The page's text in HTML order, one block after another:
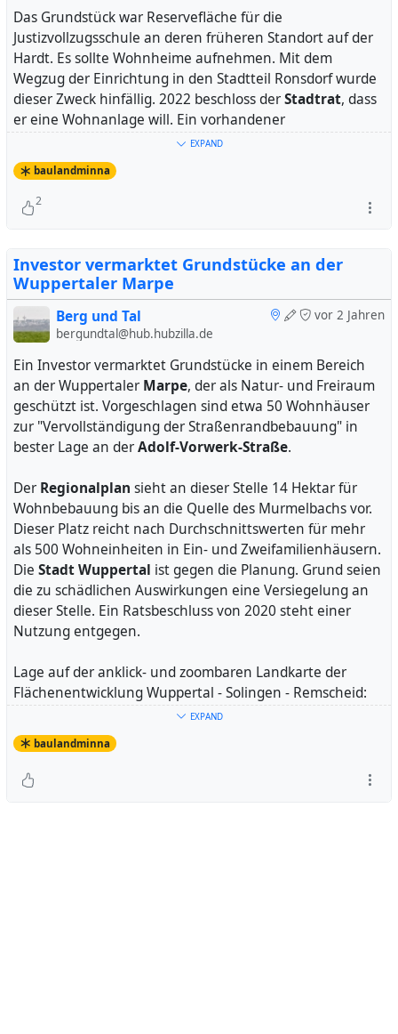
Das Grundstück war Reservefläche für die
Justizvollzugsschule an deren früheren Standort auf der
Hardt. Es sollte Wohnheime aufnehmen. Mit dem
Wegzug der Einrichtung in den Stadtteil Ronsdorf wurde
dieser Zweck hinfällig. 2022 beschloss derStadtrat, dass
er eine Wohnanlage will. Ein vorhandener
Bebauungsplan muss dafür neu ausgearbeitet werden.
Wie er zu seiner Wertvorstellung kommt, lässt der Bau-
und Liegenschaftsbetrieb auf Anfrage offen. Sie bilde als
eine Frist für die erste Bieterrunde bis 19. Juli 2024. Sie
müssen für ein mögliches Projekt ein städtebauliches
Verfahren durchlaufen. Eine erhöhte Quote von 30
Prozent Sozialwohnungen ist verpflichtend vorgesehen.
Grund ist das Haushaltsrecht des Landes. Bei von der
Stadt verkauften Grundstücken in Wuppertal liegt dieser
Wert bei 20 Prozent.
Auf das Grundstücksangebot auf einer Internet-Plattform
hatte eine Leserin hingewiesen.
#flächenentwicklung#wohungsbau
EXPAND
baulandminna
2
Investor vermarktet Grundstücke an der
Wuppertaler Marpe
vor 2 Jahren
Berg und Tal
bergundtal@hub.hubzilla.de
Ein Investor vermarktet Grundstücke in einem Bereich
an der Wuppertaler Marpe, der als Natur- und Freiraum
geschützt ist. Vorgeschlagen sind etwa 50 Wohnhäuser
zur "Vervollständigung der Straßenrandbebauung" in
bester Lage an derAdolf-Vorwerk-Straße.
Der Regionalplan sieht an dieser Stelle 14 Hektar für
Wohnbebauung bis an die Quelle des Murmelbachs vor.
Dieser Platz reicht nach Durchschnittswerten für mehr
als 500 Wohneinheiten in Ein- und Zweifamilienhäusern.
Die Stadt Wuppertal ist gegen die Planung. Grund seien
die zu schädlichen Auswirkungen eine Versiegelung an
dieser Stelle. Ein Ratsbeschluss von 2020 steht einer
Nutzung entgegen.
Lage auf der anklick- und zoombaren Landkarte der
Flächenentwicklung Wuppertal - Solingen - Remscheid:
https://umap.openstreetmap.de/de/map/flachenentwickl
ung-wuppertal-solingen-
remscheid_17608#16/51.2493/7.1992
EXPAND
baulandminna